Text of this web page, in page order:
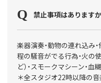
禁止事項はありますか
楽器演奏・動物の連れ込み
程の騒音がでる行為・火の
ど）・スモークマシーン・血
＊全スタジオ22時以降の音